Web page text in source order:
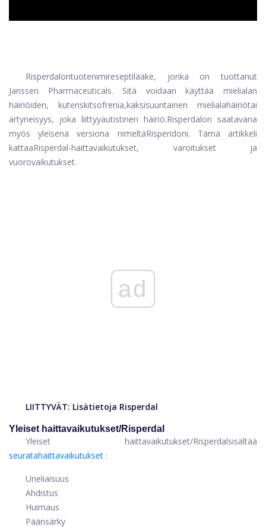
Risperdalontuotenimireseptilääke, jonka on tuottanut
Janssen Pharmaceuticals. Sitä voidaan käyttää mielialan
häiriöiden, kutenskitsofrenia,kaksisuuntainen mielialahäiriötai
ärtyneisyys, joka liittyyautistinen häiriö.Risperdalon saatavana
myös yleisenä versiona nimeltäRisperidoni. Tämä artikkeli
kattaaRisperdal-haittavaikutukset, varoitukset ja
vuorovaikutukset.
ad
LIITTYVÄT: Lisätietoja Risperdal
Yleiset haittavaikutukset/Risperdal
Yleiset haittavaikutukset/Risperdalsisältää
seuratahaittavaikutukset :
Uneliaisuus
Ahdistus
Huimaus
Päänsärky